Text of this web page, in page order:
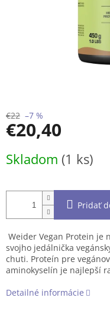
€22 –7 %
€20,40
cena:
Skladom (1 ks)
Pridať
Weider Vegan Protein je
svojho jedálnička
chuti. Proteín pre
aminokyselín je najlepší
Detailné informácie